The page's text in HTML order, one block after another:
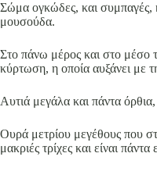
Σώμα ογκώδες, και συμπαγές,
μουσούδα.
Στο πάνω μέρος και στο μέσο
κύρτωση, η οποία αυξάνει με
Αυτιά μεγάλα και πάντα
Ουρά μετρίου μεγέθους που
μακριές τρίχες και είναι πάντα